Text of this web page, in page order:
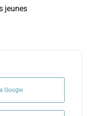
jeunes
Google